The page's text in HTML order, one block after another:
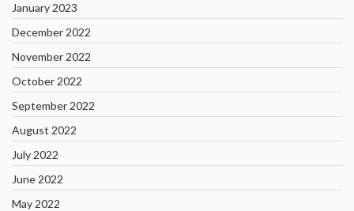
January 2023
December 2022
November 2022
October 2022
September 2022
August 2022
July 2022
June 2022
May 2022